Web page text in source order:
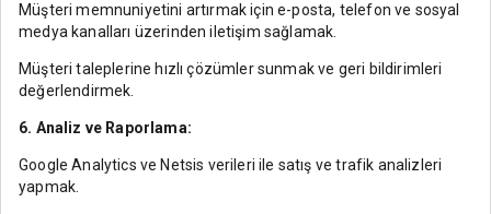
Müşteri memnuniyetini artırmak için e-posta, telefon ve sosyal
medya kanalları üzerinden iletişim sağlamak.
Müşteri taleplerine hızlı çözümler sunmak ve geri bildirimleri
değerlendirmek.
6. Analiz ve Raporlama:
Google Analytics ve Netsis verileri ile satış ve trafik analizleri
yapmak.